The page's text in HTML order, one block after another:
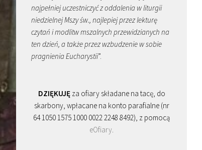
najpełniej uczestniczyć z oddalenia w liturgii
niedzielnej Mszy św., najlepiej przez lekturę
czytań i modlitw mszalnych przewidzianych na
ten dzień, a także przez wzbudzenie w sobie
pragnienia Eucharystii”.
DZIĘKUJĘza ofiary składane na tacę, do
skarbony, wpłacane na konto parafialne (nr
64 1050 1575 1000 0022 2248 8492), z pomocą
eOfiary.